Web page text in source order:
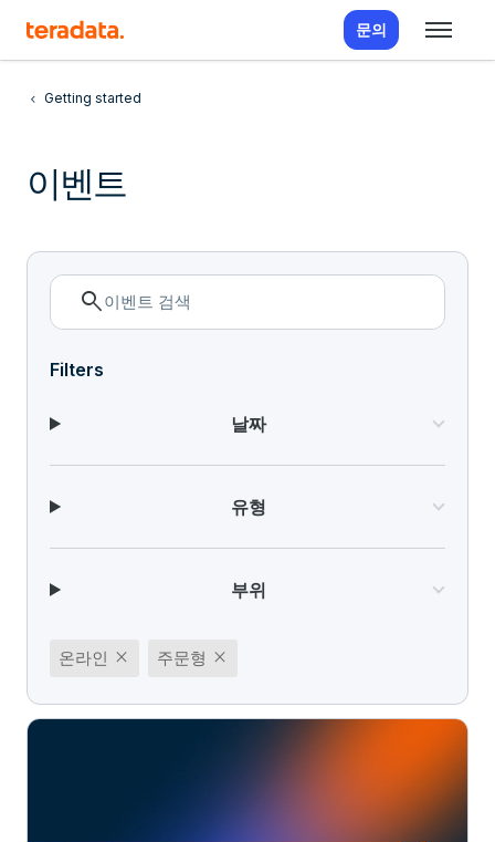
문의
Getting started
이벤트
search
Filters
날짜
유형
부위
온라인 close 주문형 close